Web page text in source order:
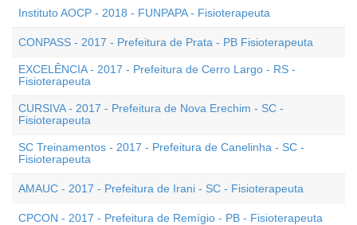
Instituto AOCP - 2018 - FUNPAPA - Fisioterapeuta
CONPASS - 2017 - Prefeitura de Prata - PB Fisioterapeuta
EXCELÊNCIA - 2017 - Prefeitura de Cerro Largo - RS -
Fisioterapeuta
CURSIVA - 2017 - Prefeitura de Nova Erechim - SC -
Fisioterapeuta
SC Treinamentos - 2017 - Prefeitura de Canelinha - SC -
Fisioterapeuta
AMAUC - 2017 - Prefeitura de Irani - SC - Fisioterapeuta
CPCON - 2017 - Prefeitura de Remígio - PB - Fisioterapeuta